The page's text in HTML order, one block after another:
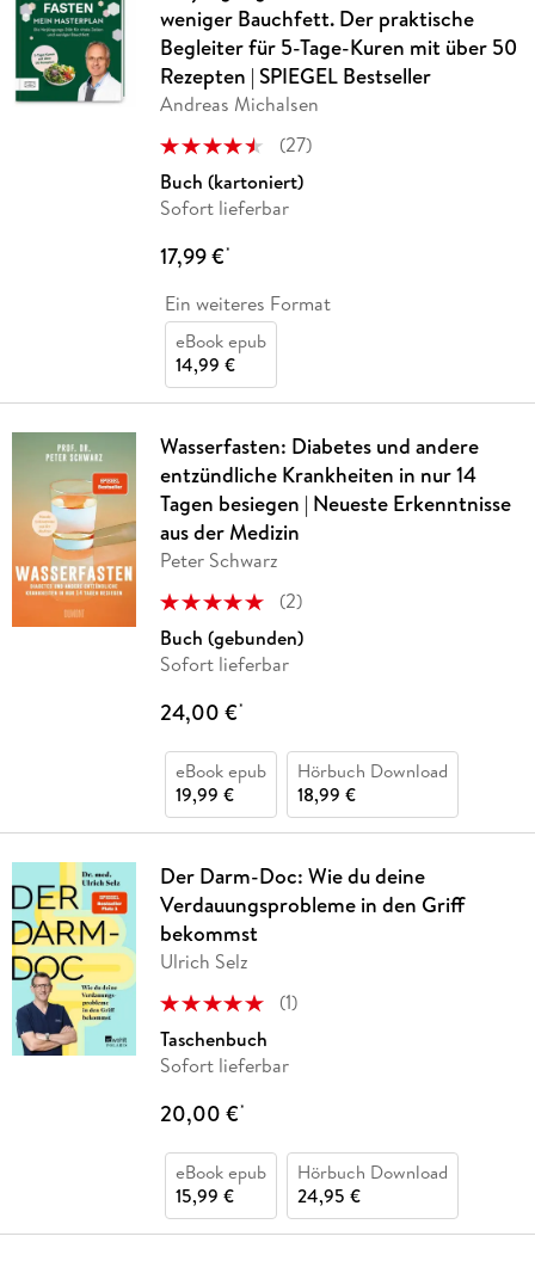
weniger Bauchfett. Der praktische
Begleiter für 5-Tage-Kuren mit über 50
Rezepten | SPIEGEL Bestseller
Andreas Michalsen
(27)
Buch (kartoniert)
Sofort lieferbar
17,99 €*
Ein weiteres Format
eBook epub
14,99 €
Wasserfasten: Diabetes und andere
entzündliche Krankheiten in nur 14
Tagen besiegen | Neueste Erkenntnisse
aus der Medizin
Peter Schwarz
(2)
Buch (gebunden)
Sofort lieferbar
24,00 €*
eBook epub
19,99 €
Hörbuch Download
18,99 €
Der Darm-Doc: Wie du deine
Verdauungsprobleme in den Griff
bekommst
Ulrich Selz
(1)
Taschenbuch
Sofort lieferbar
20,00 €*
eBook epub
15,99 €
Hörbuch Download
24,95 €